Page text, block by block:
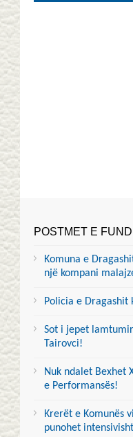
POSTMET E
Komuna e
një kompani
Policia e Dragashit
Sot i jepet
Tairovci!
Nuk ndalet Bexhet
e Performansës!
Krerët e Komunës
punohet